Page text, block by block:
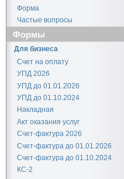
Форма
Частые вопросы
Формы
Для бизнеса
Счет на оплату
УПД 2026
УПД до 01.01.2026
УПД до 01.10.2024
Накладная
Акт оказания услуг
Счет-фактура 2026
Счет-фактура до 01.01.2026
Счет-фактура до 01.10.2024
КС-2